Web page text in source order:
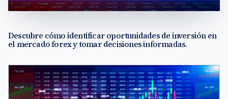
Descubre cómo identificar oportunidades de inversión en
el mercado forex y tomar decisiones informadas.